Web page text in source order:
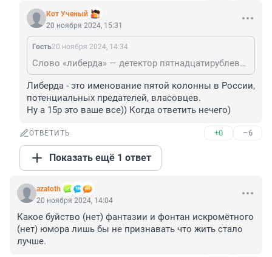
Кот Ученый
20 ноября 2024, 15:31
Гость20 ноября 2024, 14:34
Слово «либерда» — детектор пятнадцатирублевого.
Либерда - это именование пятой колонны в России,
потенциальных предателей, власовцев.
Ну а 15р это ваше все)) Когда ответить нечего)
ОТВЕТИТЬ +0 –6
Показать ещё 1 ответ
azatoth
20 ноября 2024, 14:04
Какое буйство (нет) фантазии и фонтан искромётного
(нет) юмора лишь бы не признавать что жить стало
лучше.